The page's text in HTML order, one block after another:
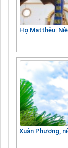
Họ Matthêu:
Xuân Phương,